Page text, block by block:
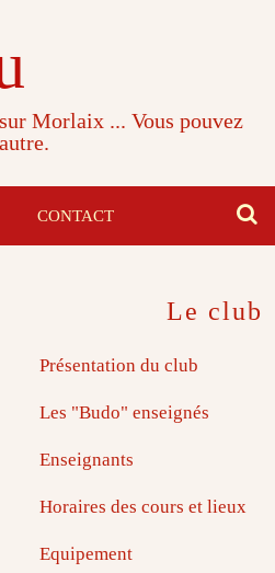
Morlaix ... Vous pouvez
CONTACT
Le club
Présentation du club
Les "Budo" enseignés
Enseignants
Horaires des cours et lieux
Equipement